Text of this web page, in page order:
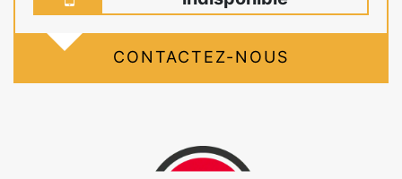
CONTACTEZ-NOUS